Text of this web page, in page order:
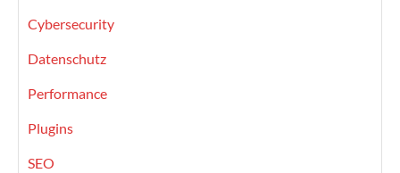
Cybersecurity
Datenschutz
Performance
Plugins
SEO